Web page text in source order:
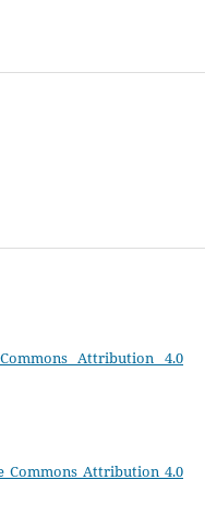
Attribution 4.0
Commons Attribution 4.0